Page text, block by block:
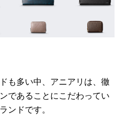
も多い中、アニアリは、徹
であることにこだわってい
ンドです。